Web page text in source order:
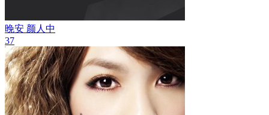
晚安 颜人中
37